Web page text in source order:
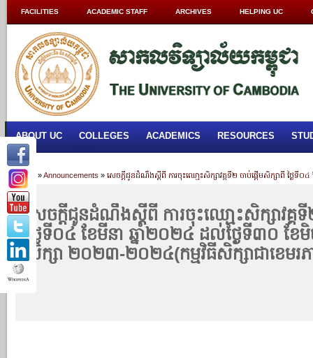
FACILITIES ACADEMIC STAFF ARCHIVES HELPING UC
ABOUT UC COLLEGES ACADEMICS RESOURCES
Home »Announcements » សេចក្តីជូនដំណឹងស្តីពី ការចុះឈោ្មះសិក្សាវគ្គទី២ ចាប់ផ្តើមសិក្សាពី ថ្ងៃទី
សេចក្តីជូនដំណឹងស្តីពី ការចុះឈោ្មះសិក្សាវគ្គទី
ថ្ងៃទី០៤ ខែមីនា ឆ្នាំ២០២៤ ដល់ថ្ងៃទី៣០ ខែមិ
សិក្សា ២០២៣-២០២៤(កម្មវិធីសិក្សាជាខេមរ